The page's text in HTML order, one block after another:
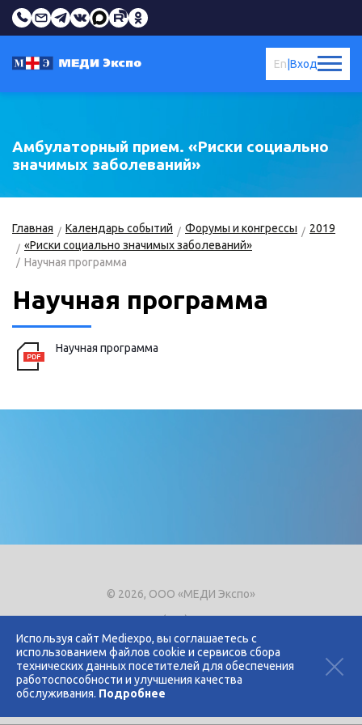
Используя сайт Mediexpo, вы соглашаетесь с
использованием файлов cookie и сервисов сбора
технических данных посетителей для обеспечения
работоспособности и улучшения качества
обслуживания. Подробнее
Вход
En
Амбулаторный прием. «Риски социально
значимых заболеваний»
Главная Календарь событий Форумы и конгрессы
2019
«Риски социально значимых заболеваний»
Научная программа
Научная программа
Научная программа
© 2026, ООО «МЕДИ Экспо»
Тел.+7 (495) 721-8866
E-mail:expo@mediexpo.ru
Контакты
Политика использования cookies
Политика конфиденциальности